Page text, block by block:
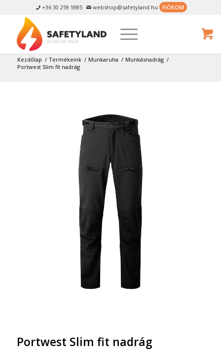
 +36 30 259 5985  webshop@safetyland.hu FIÓKOM
Kezdőlap / Termékeink / Munkaruha / Munkásnadrág /
Portwest Slim fit nadrág
Portwest Slim fit nadrág